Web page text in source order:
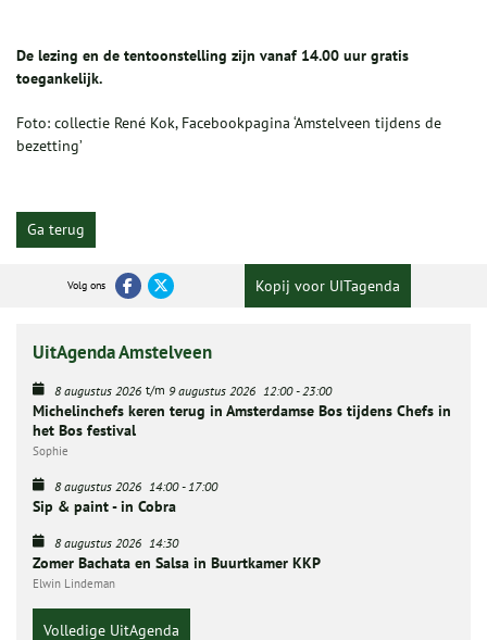
De lezing en de tentoonstelling zijn vanaf 14.00 uur gratis
toegankelijk.
Foto: collectie René Kok, Facebookpagina ‘Amstelveen tijdens de
bezetting’
Ga terug
Volg ons Kopij voor UITagenda
UitAgenda Amstelveen
8 augustus 2026 t/m 9 augustus 2026 12:00-23:00
Michelinchefs keren terug in Amsterdamse Bos tijdens Chefs in
het Bos festival
Sophie
8 augustus 2026 14:00-17:00
Sip & paint - in Cobra
8 augustus 2026 14:30
Zomer Bachata en Salsa in Buurtkamer KKP
Elwin Lindeman
Volledige UitAgenda